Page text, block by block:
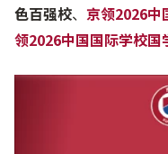
色百强校、 京领2026中
领2026中国国际学校国